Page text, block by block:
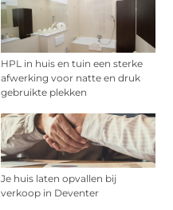
HPL in huis en tuin een sterke
afwerking voor natte en druk
gebruikte plekken
Je huis laten opvallen bij
verkoop in Deventer